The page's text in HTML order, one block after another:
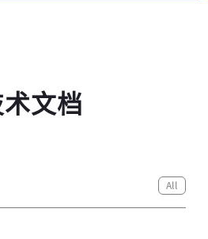
术文档
All